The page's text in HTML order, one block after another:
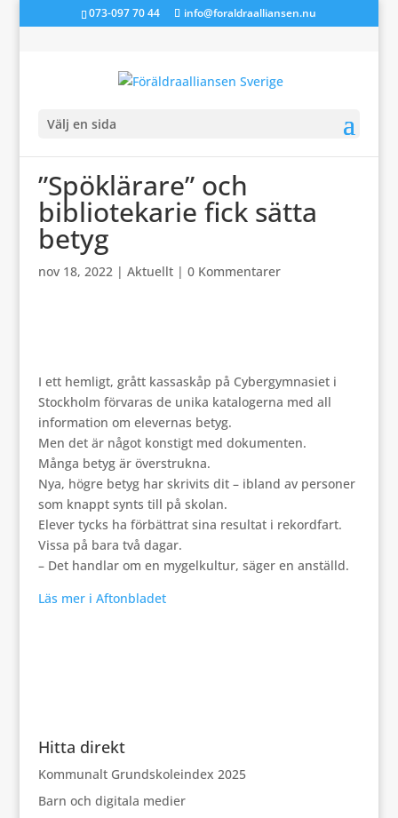
073-097 70 44 info@foraldraalliansen.nu
Välj en sida
”Spöklärare” och
bibliotekarie fick sätta
betyg
nov 18, 2022| Aktuellt| 0 Kommentarer
I ett hemligt, grått kassaskåp på Cybergymnasiet i
Stockholm förvaras de unika katalogerna med all
information om elevernas betyg.
Men det är något konstigt med dokumenten.
Många betyg är överstrukna.
Nya, högre betyg har skrivits dit – ibland av personer
som knappt synts till på skolan.
Elever tycks ha förbättrat sina resultat i rekordfart.
Vissa på bara två dagar.
– Det handlar om en mygelkultur, säger en anställd.
Läs mer i Aftonbladet
Hitta direkt
Kommunalt Grundskoleindex 2025
Barn och digitala medier